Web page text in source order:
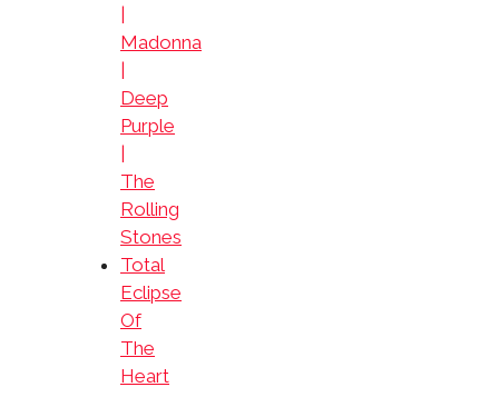
Madonna
Deep
Purple
The
Rolling
Stones
Total
Eclipse
Of
The
Heart